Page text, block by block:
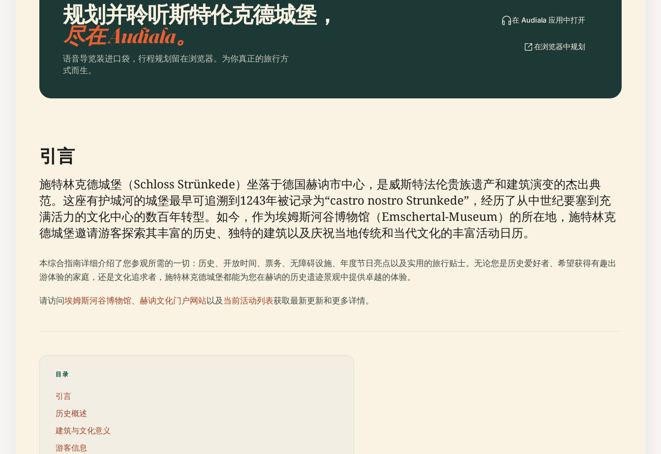
规划并聆听斯特伦克德城堡，
尽在 Audiala。
语音导览装进口袋，行程规划留在浏览器。为你真正的旅行方
式而生。
在 Audiala 应用中打开
在浏览器中规划
引言
施特林克德城堡（Schloss Strünkede）坐落于德国赫讷市中心，是威斯特法伦贵族遗产和建筑演变的杰出典
范。这座有护城河的城堡最早可追溯到1243年被记录为“castro nostro Strunkede”，经历了从中世纪要塞到充
满活力的文化中心的数百年转型。如今，作为埃姆斯河谷博物馆（Emschertal-Museum）的所在地，施特林克
德城堡邀请游客探索其丰富的历史、独特的建筑以及庆祝当地传统和当代文化的丰富活动日历。
本综合指南详细介绍了您参观所需的一切：历史、开放时间、票务、无障碍设施、年度节日亮点以及实用的旅行贴士。无论您是历史爱好者、希望获得有趣出
游体验的家庭，还是文化追求者，施特林克德城堡都能为您在赫讷的历史遗迹景观中提供卓越的体验。
请访问埃姆斯河谷博物馆、 赫讷文化门户网站以及 当前活动列表获取最新更新和更多详情。
目录
引言
历史概述
建筑与文化意义
游客信息